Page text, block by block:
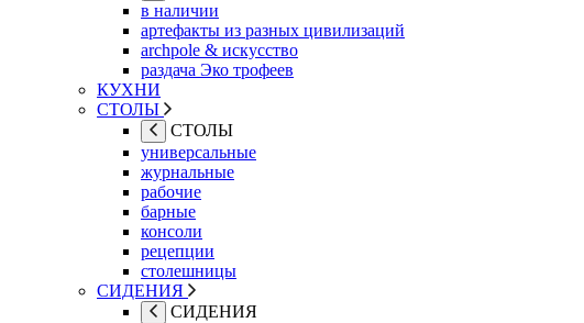
в наличии
артефакты из разных цивилизаций
archpole & искусство
раздача Эко трофеев
КУХНИ
СТОЛЫ
СТОЛЫ
универсальные
журнальные
рабочие
барные
консоли
рецепции
столешницы
СИДЕНИЯ
СИДЕНИЯ